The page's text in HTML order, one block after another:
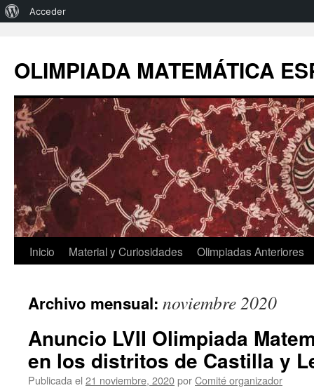
Acerca
Acceder
contenido
OLIMPIADA MATEMÁTICA
Inicio Material y Curiosidades Olimpiadas Anteriores
Archivo mensual: noviembre 2020
Anuncio LVII Olimpiada
en los distritos de Castilla y
Publicada el 21 noviembre, 2020porComité organizador